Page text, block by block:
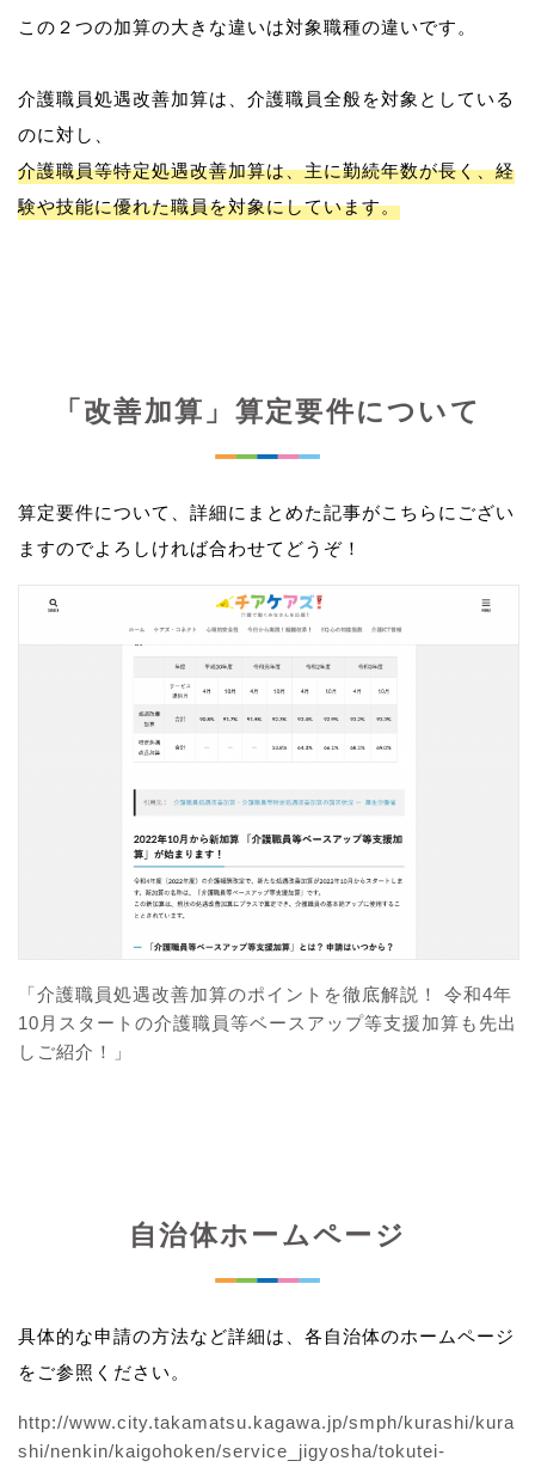
この２つの加算の大きな違いは対象職種の違いです。
介護職員処遇改善加算は、介護職員全般を対象としている
介護職員等特定処遇改善加算は、主に勤続年数が長く、経
験や技能に優れた職員を対象にしています。
「改善加算」算定要件について
算定要件について、詳細にまとめた記事がこちらにござい
ますのでよろしければ合わせてどうぞ！
「介護職員処遇改善加算のポイントを徹底解説！ 令和4年
10月スタートの介護職員等ベースアップ等支援加算も先出
しご紹介！」
自治体ホームページ
具体的な申請の方法など詳細は、各自治体のホームページ
をご参照ください。
http://www.city.takamatsu.kagawa.jp/smph/kurashi/kura
shi/nenkin/kaigohoken/service_jigyosha/tokutei-